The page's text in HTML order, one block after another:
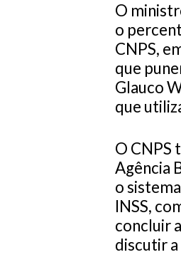
O
o
CNPS,
que
Glauco
que
O CNPS
Agência
o
INSS,
concluir
discutir